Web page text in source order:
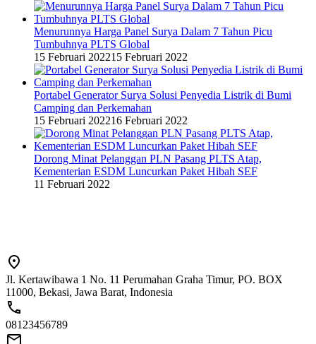
Menurunnya Harga Panel Surya Dalam 7 Tahun Picu
Tumbuhnya PLTS Global
15 Februari 202215 Februari 2022
Portabel Generator Surya Solusi Penyedia Listrik di Bumi
Camping dan Perkemahan
15 Februari 202216 Februari 2022
Dorong Minat Pelanggan PLN Pasang PLTS Atap,
Kementerian ESDM Luncurkan Paket Hibah SEF
11 Februari 2022
Jl. Kertawibawa 1 No. 11 Perumahan Graha Timur, PO. BOX
11000, Bekasi, Jawa Barat, Indonesia
08123456789